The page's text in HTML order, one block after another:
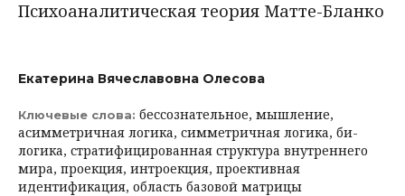
Психоаналитическая теория Матте-Бланко
Екатерина Вячеславовна Олесова
Ключевые слова: бессознательное, мышление,
асимметричная логика, симметричная логика, би-
логика, стратифицированная структура внутреннего
мира, проекция, интроекция, проективная
идентификация, область базовой матрицы